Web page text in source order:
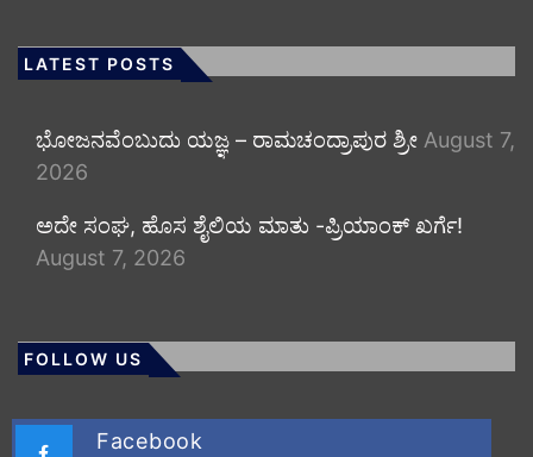
LATEST POSTS
ಭೋಜನವೆಂಬುದು ಯಜ್ಞ – ರಾಮಚಂದ್ರಾಪುರ ಶ್ರೀ August 7,
2026
ಅದೇ ಸಂಘ, ಹೊಸ ಶೈಲಿಯ ಮಾತು -ಪ್ರಿಯಾಂಕ್ ಖರ್ಗೆ!
August 7, 2026
FOLLOW US
Facebook